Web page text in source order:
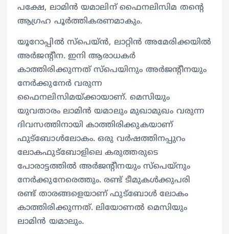
പക്ഷേ, ലാമിന്‍ യമാലിന് ഫൈനലിസിമ തന്റെ
ആഗ്രഹ പൂര്‍ത്തികരണമാകും.
യൂറോപ്പില്‍ സ്‌പെയ്ന്‍, ലാറ്റിന്‍ അമേരിക്കയില്‍
അര്‍ജന്റീന. ഇനി ആരാധകര്‍
കാത്തിരിക്കുന്നത് സ്‌പെയിനും അര്‍ജന്റീനയും
നേര്‍ക്കുനേര്‍ വരുന്ന
ഫൈനലിസിമയ്ക്കായാണ്. മെസിയും
യുവതാരം ലാമിന്‍ യമാലും മുഖാമുഖം വരുന്ന
ദിവസത്തിനായി കാത്തിരിക്കുകയാണ്
ഫുട്‌ബോള്‍ലോകം. ഒരു വര്‍ഷത്തിനപ്പുറം
ലോകഫുട്‌ബോളിലെ കരുത്തരുടെ
പോരാട്ടത്തില്‍ അര്‍ജന്റീനയും സ്‌പെയ്‌നും
നേര്‍ക്കുനേരെത്തും. രണ്ട് ടീമുകള്‍ക്കുപരി
രണ്ട് താരങ്ങളെയാണ് ഫുട്‌ബോള്‍ ലോകം
കാത്തിരിക്കുന്നത്. ലിയോണല്‍ മെസിയും
ലാമിന്‍ യമാലും.